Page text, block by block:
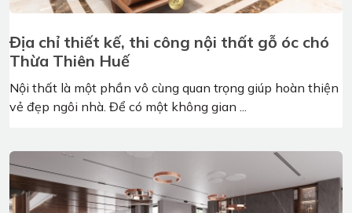
Thiết kế nội thất theo phong cách Á Đông
Hiện Đại là gì?
Được xem là phong cách nội thất độc đáo khác biệt,
phong cách Á Đông hiện đại mang sự đột phá ...